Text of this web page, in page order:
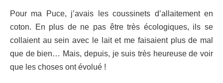
Pour ma Puce, j’avais les coussinets d’allaitement en
coton. En plus de ne pas être très écologiques, ils se
collaient au sein avec le lait et me faisaient plus de mal
que de bien… Mais, depuis, je suis très heureuse de voir
que les choses ont évolué !